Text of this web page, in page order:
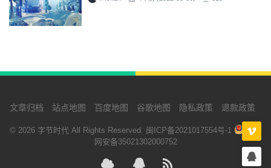
文章归档 站点地图 百度地图 谷歌地图 隐私政策 退款政策
© 2026 字节时代 All Rights Reserved. 闽ICP备2021017554号-1
闽公
网安备35021302000752